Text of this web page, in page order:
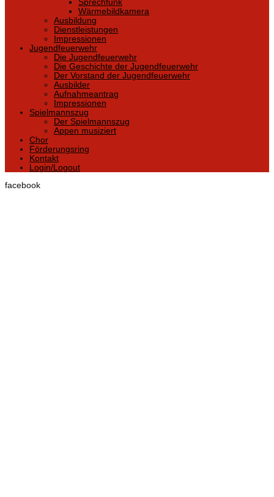
Sprechfunk
Wärmebildkamera
Ausbildung
Dienstleistungen
Impressionen
Jugendfeuerwehr
Die Jugendfeuerwehr
Die Geschichte der Jugendfeuerwehr
Der Vorstand der Jugendfeuerwehr
Ausbilder
Aufnahmeantrag
Impressionen
Spielmannszug
Der Spielmannszug
Appen musiziert
Chor
Förderungsring
Kontakt
Login/Logout
facebook